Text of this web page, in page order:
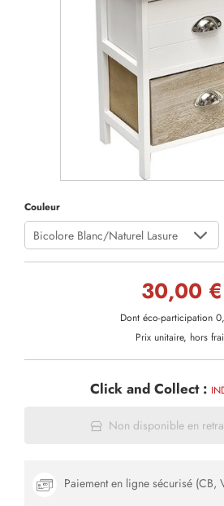
Couleur
Bicolore Blanc/Naturel Lasure
30,00 €
Dont éco-participation
Prix unitaire, hors
Click and Collect :
Non disponible en
Paiement en ligne sécurisé (CB,